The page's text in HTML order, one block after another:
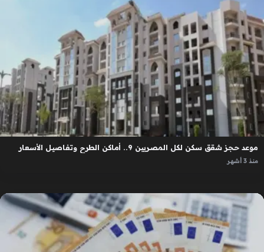
موعد حجز شقق سكن لكل المصريين 9.. أماكن الطرح وتفاصيل الأسعار
منذ 3 أشهر